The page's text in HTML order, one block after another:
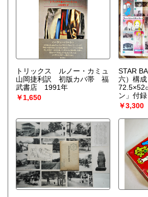
トリックス ルノー・カミュ
山岡捷利訳 初版カバ帯 福
武書店 1991年
￥1,650
STAR
六）構
72.5×52
ン」付
￥3,300